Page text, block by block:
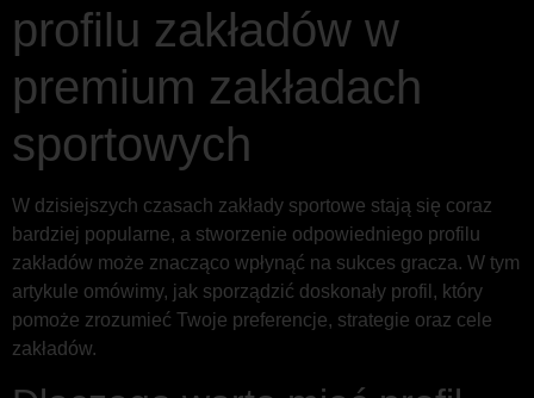
profilu zakładów w
premium zakładach
sportowych
W dzisiejszych czasach zakłady sportowe stają się coraz
bardziej popularne, a stworzenie odpowiedniego profilu
zakładów może znacząco wpłynąć na sukces gracza. W tym
artykule omówimy, jak sporządzić doskonały profil, który
pomoże zrozumieć Twoje preferencje, strategie oraz cele
zakładów.